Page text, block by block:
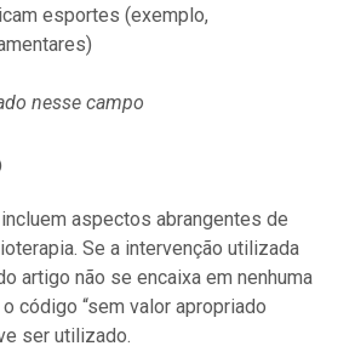
esportes (exemplo,
nesse campo
aspectos abrangentes de
Se a intervenção utilizada
artigo não se encaixa em nenhuma
código “sem valor apropriado
ser utilizado.